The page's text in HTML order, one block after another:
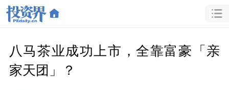
八马茶业成功上市，全靠富豪「亲
家天团」？